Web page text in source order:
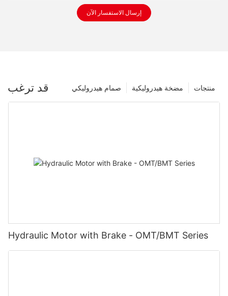
إرسال الاستفسار الآن
قد ترغب منتجات مضخة هيدروليكية صمام هيدروليكي
Hydraulic Motor with Brake - OMT/BMT Series